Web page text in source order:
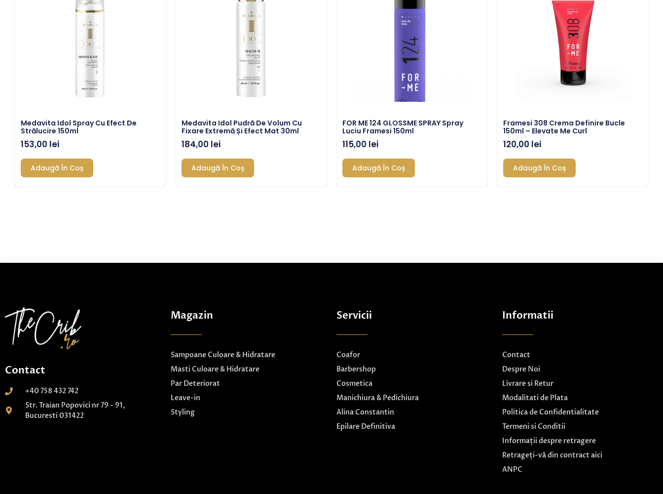
Medavita Idol Spray Cu Efect De
Strălucire 150ml
153,00 lei
Adaugă În Coș
Medavita Idol Pudră De Volum Cu
Fixare Extremă Și Efect Mat 30ml
184,00 lei
Adaugă În Coș
FOR ME 124 GLOSSME SPRAY Spray
Luciu Framesi 150ml
115,00 lei
Adaugă În Coș
Framesi 308 Crema Definire Bucle
150ml – Elevate Me Curl
120,00 lei
Adaugă În Coș
Contact
+40 758 432 742
Str. Traian Popovici nr 79 - 91,
Bucuresti 031422
Magazin
Sampoane Culoare & Hidratare
Masti Culoare & Hidratare
Par Deteriorat
Leave-in
Styling
Servicii
Coafor
Barbershop
Cosmetica
Manichiura & Pedichiura
Alina Constantin
Epilare Definitiva
Informatii
Contact
Despre Noi
Livrare si Retur
Modalitati de Plata
Politica de Confidentialitate
Termeni si Conditii
Informații despre retragere
Retrageți-vă din contract aici
ANPC